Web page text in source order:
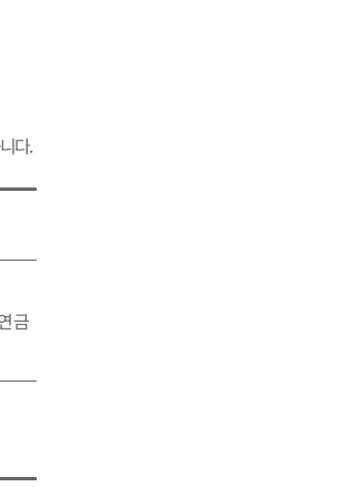
다.
금